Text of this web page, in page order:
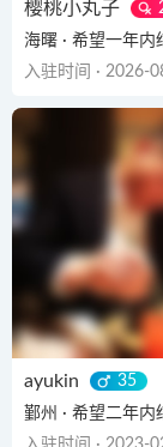
樱桃小丸子
海曙 · 希望一年内
入驻时间 · 2026-
ayukin
35
鄞州 · 希望二年内